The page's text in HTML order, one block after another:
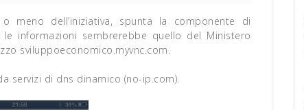
meno dell’iniziativa, spunta la componente di
informazioni sembrerebbe quello del Ministero
sviluppoeconomico.myvnc.com.
servizi di dns dinamico (no-ip.com).